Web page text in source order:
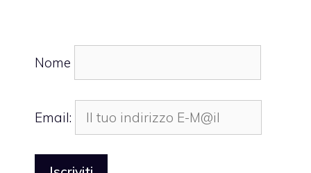
Nome
Email: